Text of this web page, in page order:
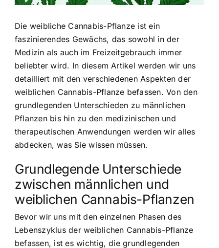
Die weibliche Cannabis-Pflanze ist ein
faszinierendes Gewächs, das sowohl in der
Medizin als auch im Freizeitgebrauch immer
beliebter wird. In diesem Artikel werden wir uns
detailliert mit den verschiedenen Aspekten der
weiblichen Cannabis-Pflanze befassen. Von den
grundlegenden Unterschieden zu männlichen
Pflanzen bis hin zu den medizinischen und
therapeutischen Anwendungen werden wir alles
abdecken, was Sie wissen müssen.
Grundlegende Unterschiede
zwischen männlichen und
weiblichen Cannabis-Pflanzen
Bevor wir uns mit den einzelnen Phasen des
Lebenszyklus der weiblichen Cannabis-Pflanze
befassen, ist es wichtig, die grundlegenden